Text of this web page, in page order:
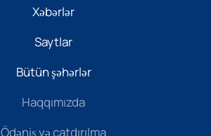
Xəbərlər
Saytlar
Bütün şəhərlər
Haqqımızda
Ödəniş və çatdırılma